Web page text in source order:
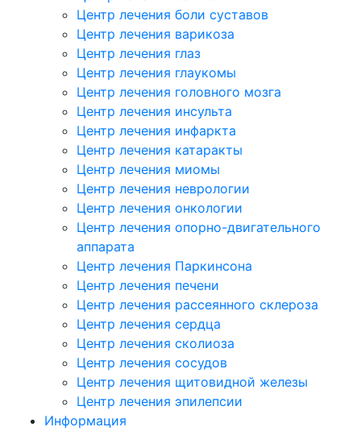
Центр лечения боли суставов
Центр лечения варикоза
Центр лечения глаз
Центр лечения глаукомы
Центр лечения головного мозга
Центр лечения инсульта
Центр лечения инфаркта
Центр лечения катаракты
Центр лечения миомы
Центр лечения неврологии
Центр лечения онкологии
Центр лечения опорно-двигательного
аппарата
Центр лечения Паркинсона
Центр лечения печени
Центр лечения рассеянного склероза
Центр лечения сердца
Центр лечения сколиоза
Центр лечения сосудов
Центр лечения щитовидной железы
Центр лечения эпилепсии
Информация